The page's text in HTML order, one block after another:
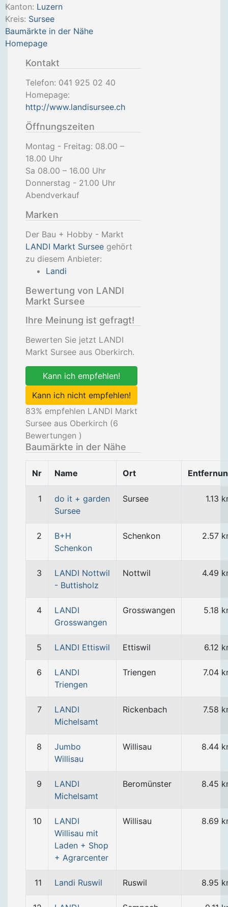
Kanton: Luzern
Kreis: Sursee
Baumärkte in der Nähe
Homepage
Kontakt
Telefon: 041 925 02 40
Homepage:
http://www.landisursee.ch
Öffnungszeiten
Montag - Freitag: 08.00 –
18.00 Uhr
Sa 08.00 – 16.00 Uhr
Donnerstag - 21.00 Uhr
Abendverkauf
Marken
Der Bau + Hobby - Markt
LANDI Markt Sursee gehört
zu diesem Anbieter:
Landi
Bewertung von LANDI
Markt Sursee
Ihre Meinung ist gefragt!
Bewerten Sie jetzt LANDI
Markt Sursee aus Oberkirch.
Kann ich empfehlen!
Kann ich nicht empfehlen!
83% empfehlen LANDI Markt
Sursee aus Oberkirch (6
Bewertungen )
Baumärkte in der Nähe
Nr Name Ort
1
do it + garden
Sursee
Sursee 1.13
2
B+H
Schenkon
Schenkon 2.57
3
LANDI Nottwil
- Buttisholz
Nottwil 4.49
4
LANDI
Grosswangen
Grosswangen 5.18
5 LANDI Ettiswil Ettiswil 6.12
6
LANDI
Triengen
Triengen 7.04
7
LANDI
Michelsamt
Rickenbach 7.58
8
Jumbo
Willisau
Willisau 8.44
9
LANDI
Michelsamt
Beromünster 8.45
10
LANDI
Willisau mit
Laden + Shop
+ Agrarcenter
Willisau 8.69
11 Landi Ruswil Ruswil 8.95